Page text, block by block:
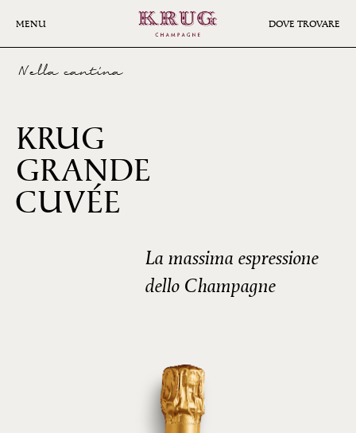
MENU DOVE TROVARE
Nella cantina
KRUG
GRANDE
CUVÉE
La massima espressione
dello Champagne